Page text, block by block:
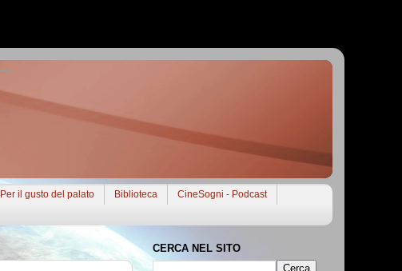
Per il gusto del palato Biblioteca
CineSogni - Podcast
CERCA NEL SITO